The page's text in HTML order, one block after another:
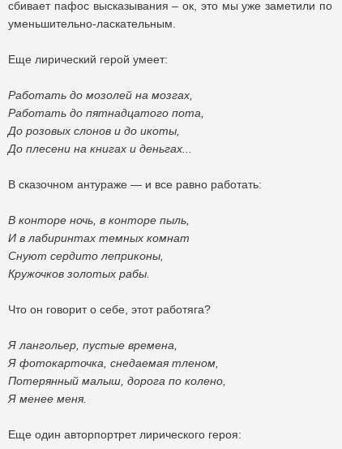
сбивает пафос высказывания – ок, это мы уже заметили по
уменьшительно-ласкательным.
Еще лирический герой умеет:
Работать до мозолей на мозгах,
Работать до пятнадцатого пота,
До розовых слонов и до икоты,
До плесени на книгах и деньгах...
В сказочном антураже — и все равно работать:
В конторе ночь, в конторе пыль,
И в лабиринтах темных комнат
Снуют сердито леприконы,
Кружочков золотых рабы.
Что он говорит о себе, этот работяга?
Я лангольер, пустые времена,
Я фотокарточка, снедаемая тленом,
Потерянный малыш, дорога по колено,
Я менее меня.
Еще один авторпортрет лирического героя: